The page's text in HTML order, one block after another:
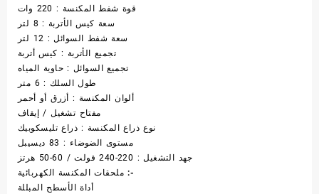
قوة شفط المكنسة : 220 وات
سعة كيس الأتربة : 8 لتر
سعة شفط السوائل : 12 لتر
تجميع الأتربة : كيس أتربة
تجميع السوائل : حاوية المياه
طول السلك : 6 متر
ألوان المكنسة : أزرق أو أحمر
مفتاح تشغيل / إيقاف
نوع ذراع المكنسة : ذراع تليسكوبيك
مستوى الضوضاء : 83 ديسيبل
جهد التشغيل : 220-240 فولت / 60-50 هرتز
ملحقات المكنسة الكهربائية :-
أداة الأسطح المبللة